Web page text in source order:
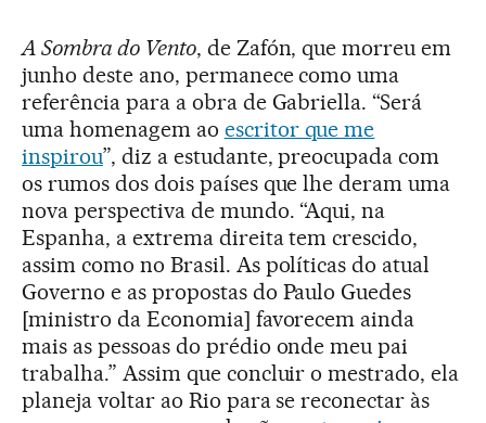
A Sombra do Vento, de Zafón, que morreu em
junho deste ano, permanece como uma
referência para a obra de Gabriella. “Será
uma homenagem ao escritor que me
inspirou”, diz a estudante, preocupada com
os rumos dos dois países que lhe deram uma
nova perspectiva de mundo. “Aqui, na
Espanha, a extrema direita tem crescido,
assim como no Brasil. As políticas do atual
Governo e as propostas do Paulo Guedes
[ministro da Economia] favorecem ainda
mais as pessoas do prédio onde meu pai
trabalha.” Assim que concluir o mestrado, ela
planeja voltar ao Rio para se reconectar às